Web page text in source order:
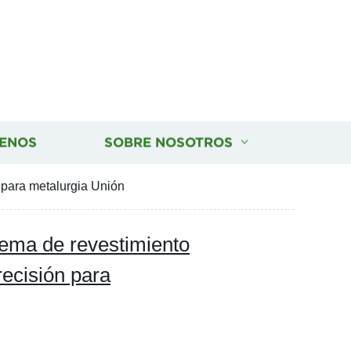
SOBRE NOSOTROS
metalurgia Unión
de revestimiento
para